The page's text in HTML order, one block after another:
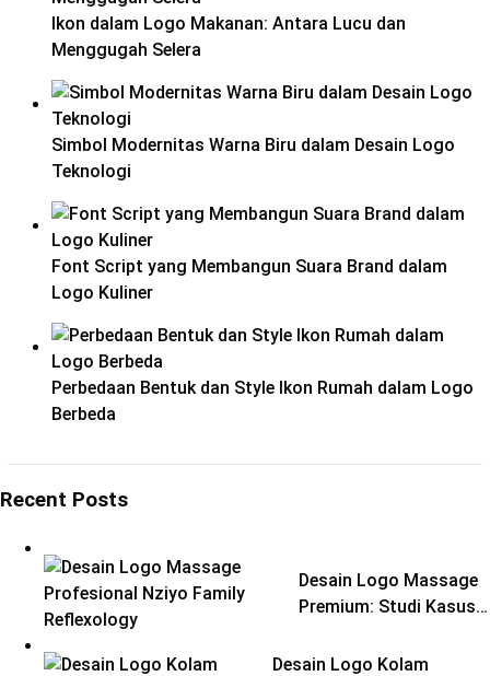
Ikon dalam Logo Makanan: Antara Lucu dan
Menggugah Selera
Simbol Modernitas Warna Biru dalam Desain Logo
Teknologi
Font Script yang Membangun Suara Brand dalam
Logo Kuliner
Perbedaan Bentuk dan Style Ikon Rumah dalam Logo
Berbeda
Recent Posts
Desain Logo Massage
Premium: Studi Kasus…
Desain Logo Kolam